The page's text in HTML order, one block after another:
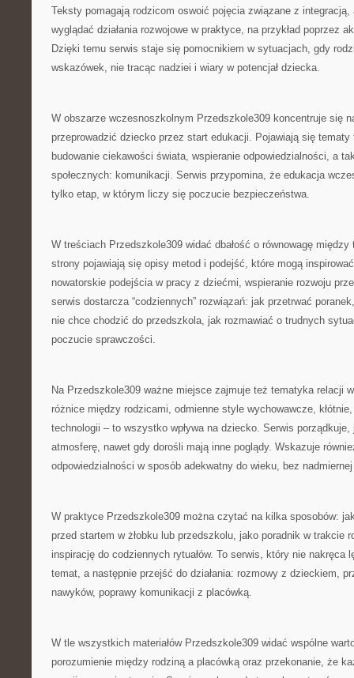
Teksty pomagają rodzicom oswoić pojęcia związane z
wyglądać działania rozwojowe w praktyce, na przykład poprzez
Dzięki temu serwis staje się pomocnikiem w sytuacjach, gdy
wskazówek, nie tracąc nadziei i wiary w potencjał dziecka.
W obszarze wczesnoszkolnym Przedszkole309 koncentruje się
przeprowadzić dziecko przez start edukacji. Pojawiają się
budowanie ciekawości świata, wspieranie odpowiedzialności, a
społecznych: komunikacji. Serwis przypomina, że edukacja
tylko etap, w którym liczy się poczucie bezpieczeństwa.
W treściach Przedszkole309 widać dbałość o równowagę
strony pojawiają się opisy metod i podejść, które mogą
nowatorskie podejścia w pracy z dziećmi, wspieranie rozwoju
serwis dostarcza “codziennych” rozwiązań: jak przetrwać
nie chce chodzić do przedszkola, jak rozmawiać o trudnych
poczucie sprawczości.
Na Przedszkole309 ważne miejsce zajmuje też tematyka relacji
różnice między rodzicami, odmienne style wychowawcze,
technologii – to wszystko wpływa na dziecko. Serwis
atmosferę, nawet gdy dorośli mają inne poglądy. Wskazuje
odpowiedzialności w sposób adekwatny do wieku, bez
W praktyce Przedszkole309 można czytać na kilka sposobów:
przed startem w żłobku lub przedszkolu, jako poradnik w trakcie
inspirację do codziennych rytuałów. To serwis, który nie nakręca
temat, a następnie przejść do działania: rozmowy z dzieckiem,
nawyków, poprawy komunikacji z placówką.
W tle wszystkich materiałów Przedszkole309 widać wspólne
porozumienie między rodziną a placówką oraz przekonanie, że